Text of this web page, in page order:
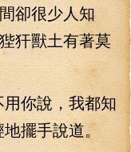
卻很少人知
犴獸土有著莫
你說，我都知
擺手說道。